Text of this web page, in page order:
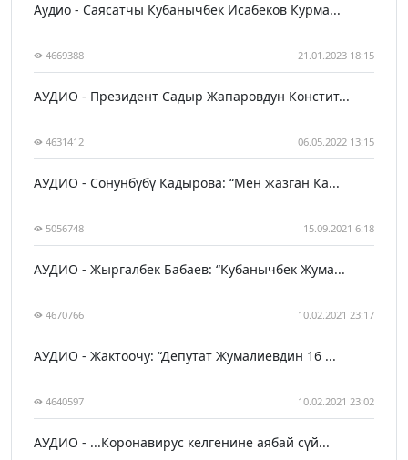
Аудио - Саясатчы Кубанычбек Исабеков Курма...
4669388 21.01.2023 18:15
АУДИО - Президент Садыр Жапаровдун Констит...
4631412 06.05.2022 13:15
АУДИО - Сонунбүбү Кадырова: “Мен жазган Ка...
5056748 15.09.2021 6:18
АУДИО - Жыргалбек Бабаев: “Кубанычбек Жума...
4670766 10.02.2021 23:17
АУДИО - Жактоочу: “Депутат Жумалиевдин 16 ...
4640597 10.02.2021 23:02
АУДИО - ...Коронавирус келгенине аябай сүй...